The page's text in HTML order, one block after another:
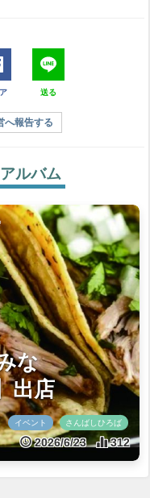
送る
へ報告する
ルバム
な
出店
イベント さんばしひろば
2026/6/23 312